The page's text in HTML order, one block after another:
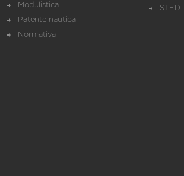
Modulistica
Patente nautica
Normativa
STED